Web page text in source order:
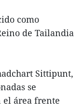
como
de Tailandia
Sittipunt,
se
área frente